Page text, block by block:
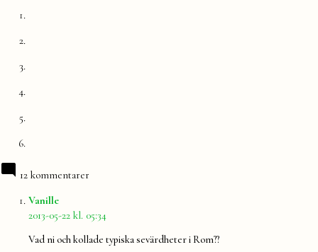
12 kommentarer
Vanillesäger:
2013-05-22 kl. 05:34
Vad ni och kollade typiska sevärdheter i Rom??